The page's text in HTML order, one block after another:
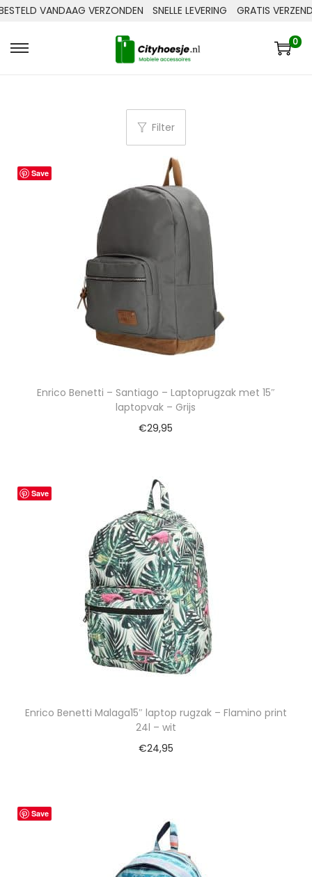
VANDAAG VERZONDEN SNELLE LEVERING GRATIS
0
Filter
Save
Enrico Benetti – Santiago – Laptoprugzak met 15″
laptopvak – Grijs
€29,95
Save
Enrico Benetti Malaga15″ laptop rugzak – Flamino print
24l – wit
€24,95
Save